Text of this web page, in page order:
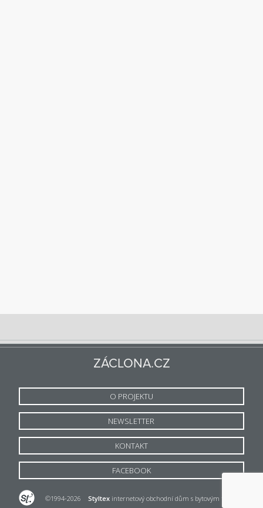
ZÁCLONA.CZ
O PROJEKTU
NEWSLETTER
KONTAKT
FACEBOOK
©1994-2026 Styltexinternetový obchodní dům s bytovým textilem